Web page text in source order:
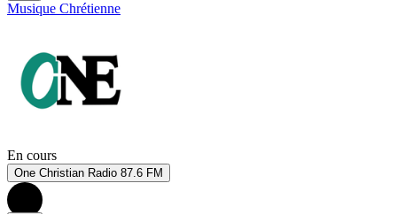
Musique Chrétienne
En cours
One Christian Radio 87.6 FM